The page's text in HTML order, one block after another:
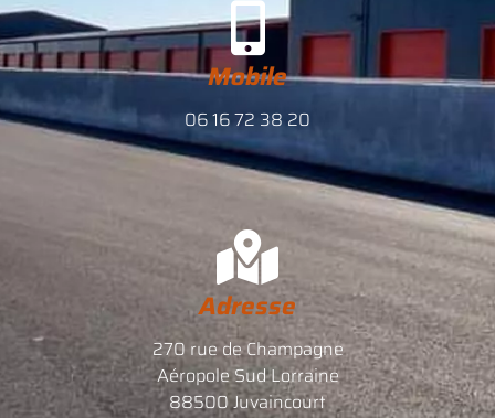
Mobile
06 16 72 38 20
Adresse
270 rue de Champagne
Aéropole Sud Lorraine
88500 Juvaincourt